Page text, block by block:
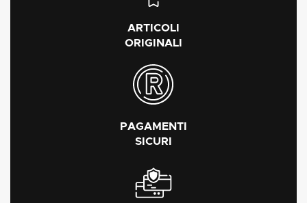
ARTICOLI
ORIGINALI
PAGAMENTI
SICURI